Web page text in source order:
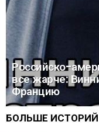
Российско-
все жарче:
Францию
БОЛЬШЕ ИСТОРИЙ